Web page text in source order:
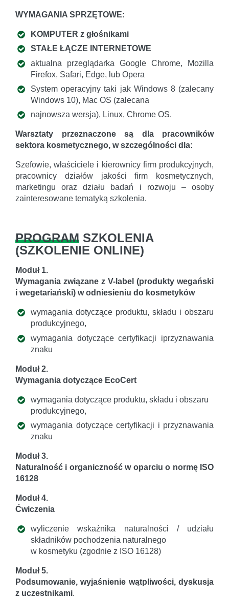
WYMAGANIA SPRZĘTOWE:
KOMPUTER z głośnikami
STAŁE ŁĄCZE INTERNETOWE
aktualna przeglądarka Google Chrome, Mozilla
Firefox, Safari, Edge, lub Opera
System operacyjny taki jak Windows 8 (zalecany
Windows 10), Mac OS (zalecana
najnowsza wersja), Linux, Chrome OS.
Warsztaty przeznaczone są dla pracowników
sektora kosmetycznego, w szczególności dla:
Szefowie, właściciele i kierownicy firm produkcyjnych,
pracownicy działów jakości firm kosmetycznych,
marketingu oraz działu badań i rozwoju – osoby
zainteresowane tematyką szkolenia.
PROGRAM SZKOLENIA
(SZKOLENIE ONLINE)
Moduł 1.
Wymagania związane z V-label (produkty wegański
i wegetariański) w odniesieniu do kosmetyków
wymagania dotyczące produktu, składu i obszaru
produkcyjnego,
wymagania dotyczące certyfikacji iprzyznawania
znaku
Moduł 2.
Wymagania dotyczące EcoCert
wymagania dotyczące produktu, składu i obszaru
produkcyjnego,
wymagania dotyczące certyfikacji i przyznawania
znaku
Moduł 3.
Naturalność i organiczność w oparciu o normę ISO
16128
Moduł 4.
Ćwiczenia
wyliczenie wskaźnika naturalności / udziału
składników pochodzenia naturalnego
w kosmetyku (zgodnie z ISO 16128)
Moduł 5.
Podsumowanie, wyjaśnienie wątpliwości, dyskusja
z uczestnikami.